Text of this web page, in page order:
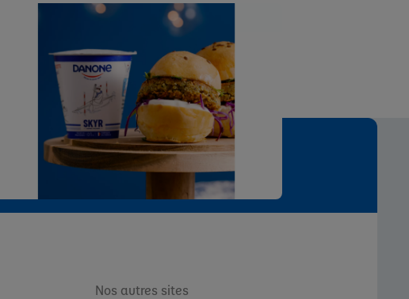
Mini-burgers au falafel, chou rouge et
Apéritif Skyr
Nos autres sites